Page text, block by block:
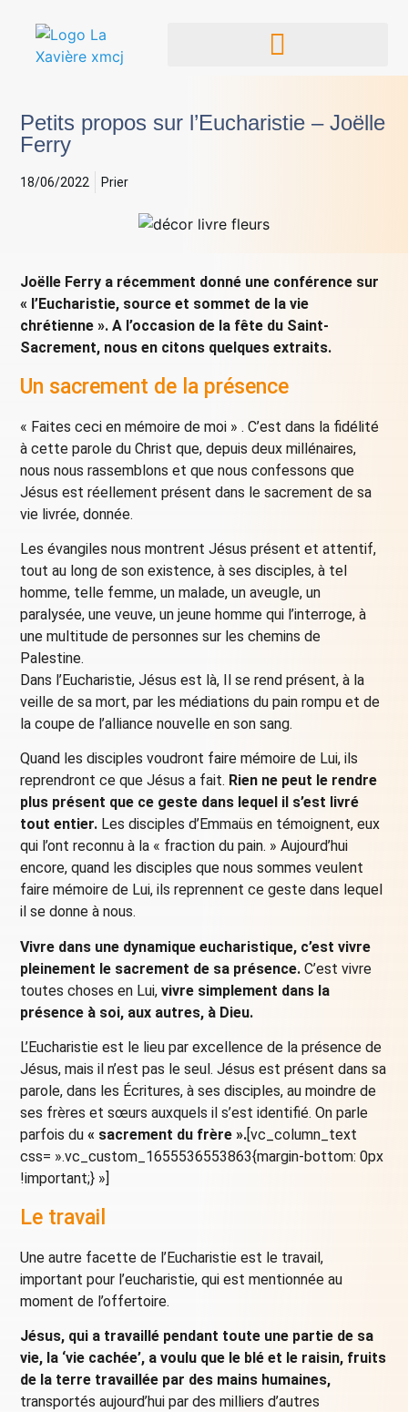
Petits propos sur l’Eucharistie – Joëlle
Ferry
18/06/2022 Prier
Joëlle Ferry a récemment donné une conférence sur
« l’Eucharistie, source et sommet de la vie
chrétienne ». A l’occasion de la fête du Saint-
Sacrement, nous en citons quelques extraits.
Un sacrement de la présence
« Faites ceci en mémoire de moi » . C’est dans la fidélité
à cette parole du Christ que, depuis deux millénaires,
nous nous rassemblons et que nous confessons que
Jésus est réellement présent dans le sacrement de sa
vie livrée, donnée.
Les évangiles nous montrent Jésus présent et attentif,
tout au long de son existence, à ses disciples, à tel
homme, telle femme, un malade, un aveugle, un
paralysée, une veuve, un jeune homme qui l’interroge, à
une multitude de personnes sur les chemins de
Palestine.
Dans l’Eucharistie, Jésus est là, Il se rend présent, à la
veille de sa mort, par les médiations du pain rompu et de
la coupe de l’alliance nouvelle en son sang.
Quand les disciples voudront faire mémoire de Lui, ils
reprendront ce que Jésus a fait. Rien ne peut le rendre
plus présent que ce geste dans lequel il s’est livré
tout entier. Les disciples d’Emmaüs en témoignent, eux
qui l’ont reconnu à la « fraction du pain. » Aujourd’hui
encore, quand les disciples que nous sommes veulent
faire mémoire de Lui, ils reprennent ce geste dans lequel
il se donne à nous.
Vivre dans une dynamique eucharistique, c’est vivre
pleinement le sacrement de sa présence. C’est vivre
toutes choses en Lui,vivre simplement dans la
présence à soi, aux autres, à Dieu.
L’Eucharistie est le lieu par excellence de la présence de
Jésus, mais il n’est pas le seul. Jésus est présent dans sa
parole, dans les Écritures, à ses disciples, au moindre de
ses frères et sœurs auxquels il s’est identifié. On parle
parfois du« sacrement du frère ». [vc_column_text
css= ».vc_custom_1655536553863{margin-bottom: 0px
!important;} »]
Le travail
Une autre facette de l’Eucharistie est le travail,
important pour l’eucharistie, qui est mentionnée au
moment de l’offertoire.
Jésus, qui a travaillé pendant toute une partie de sa
vie, la ‘vie cachée’, a voulu que le blé et le raisin, fruits
de la terre travaillée par des mains humaines,
transportés aujourd’hui par des milliers d’autres